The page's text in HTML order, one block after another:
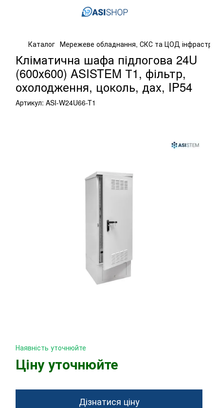
Каталог Мережеве обладнання, СКС та ЦОД
Кліматична шафа підлогова 24U
(600х600) ASISTEM Т1, фільтр,
охолодження, цоколь, дах, IP54
Артикул: ASI-W24U66-T1
Наявність уточнюйте
Ціну уточнюйте
Дізнатися ціну